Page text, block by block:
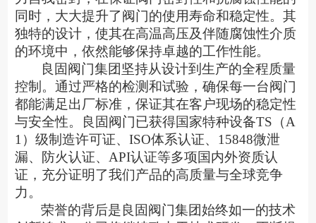
同时，大大提升了阀门的使用寿命和稳定性。其
独特的设计，使其在高温高压及伴随腐蚀性介质
的环境中，依然能够保持卓越的工作性能。
良固阀门集团坚持从设计到生产的全程质量
控制。通过严格的检测和试验，确保每一台阀门
都能满足出厂标准，保证其在客户现场的稳定性
与安全性。良固阀门已获得国家特种设备TS（A
1）级制造许可证、ISO体系认证、15848微泄
漏、防火认证、API认证等多项国内外资质认
证，充分证明了我们产品的高质量与全球竞争
力。
荣誉的背后是良固阀门集团始终如一的技术